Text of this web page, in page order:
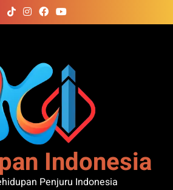
Indonesia
Penjuru Indonesia